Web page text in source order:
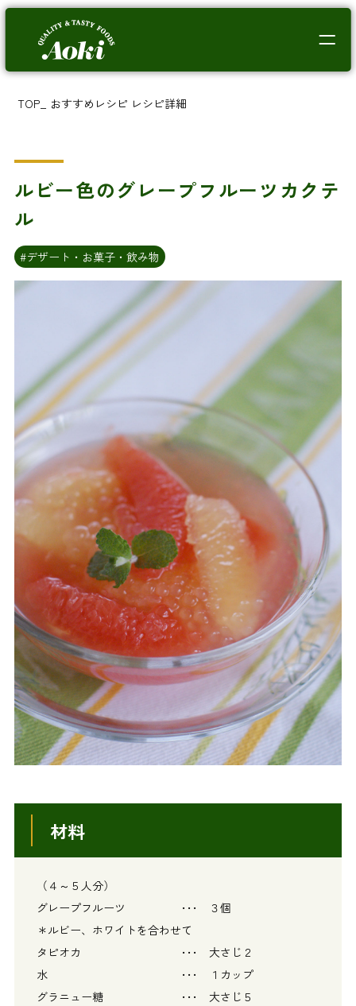
TOP おすすめレシピ レシピ詳細
ルビー色のグレープフルーツカクテ
ル
#デザート・お菓子・飲み物
材料
（４～５人分）
グレープフルーツ ･･･ ３個
＊ルビー、ホワイトを合わせて
タピオカ ･･･ 大さじ２
水 ･･･ １カップ
グラニュー糖 ･･･ 大さじ５